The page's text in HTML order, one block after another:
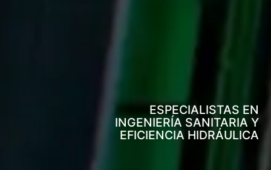
ESPECIALISTAS EN
INGENIERÍA SANITARIA Y
EFICIENCIA HIDRÁULICA